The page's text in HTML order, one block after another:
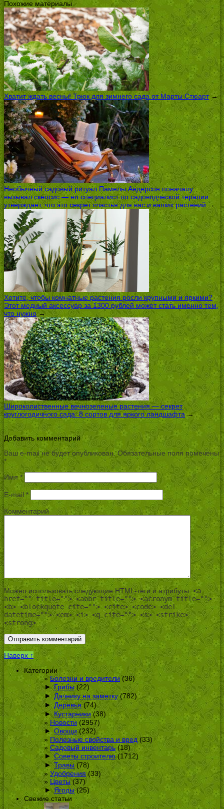
Похожие материалы
Хватит ждать весны! Трюк для зимнего сада от Марты Стюарт→
Необычный садовый ритуал Памелы Андерсон поначалу
вызывал скепсис — но специалист по садоводческой терапии
утверждает, что это секрет счастья для вас и ваших растений →
Хотите, чтобы комнатные растения росли крупными и яркими?
Этот медный аксессуар за 1300 рублей может стать именно тем,
что нужно→
Широколиственные вечнозеленые растения — секрет
круглогодичного сада: 8 сортов для яркого ландшафта→
Добавить комментарий
Ваш e-mail не будет опубликован.Обязательные поля помечены
*
Имя*
E-mail*
Комментарий
Можно использовать следующие HTML-теги и атрибуты: <a
href="" title=""> <abbr title=""> <acronym title="">
<b> <blockquote cite=""> <cite> <code> <del
datetime=""> <em> <i> <q cite=""> <s> <strike>
<strong>
Наверх ↑
Категории
Болезни и вредители(36)
► Грибы(22)
► Дачнику на заметку (782)
► Деревья(74)
► Кустарники(38)
Новости(2957)
► Овощи(232)
Полезные свойства и вред(33)
Садовый инвентарь(18)
► Советы строителю(1712)
► Травы(78)
Удобрения(33)
Цветы(37)
► Ягоды(25)
Свежие статьи